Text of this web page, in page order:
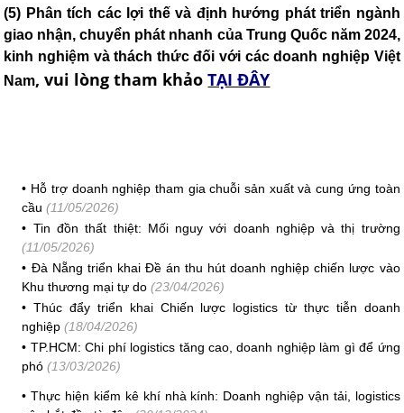
(5) Phân tích các lợi thế và định hướng phát triển ngành
giao nhận, chuyển phát nhanh của Trung Quốc năm 2024,
kinh nghiệm và thách thức đối với các doanh nghiệp Việt
Nam, vui lòng tham khảoTẠI ĐÂY
• Hỗ trợ doanh nghiệp tham gia chuỗi sản xuất và cung ứng toàn
cầu (11/05/2026)
• Tin đồn thất thiệt: Mối nguy với doanh nghiệp và thị trường
(11/05/2026)
• Đà Nẵng triển khai Đề án thu hút doanh nghiệp chiến lược vào
Khu thương mại tự do (23/04/2026)
•Thúc đẩy triển khai Chiến lược logistics từ thực tiễn doanh
nghiệp (18/04/2026)
• TP.HCM: Chi phí logistics tăng cao, doanh nghiệp làm gì để ứng
phó (13/03/2026)
•Thực hiện kiểm kê khí nhà kính: Doanh nghiệp vận tải, logistics